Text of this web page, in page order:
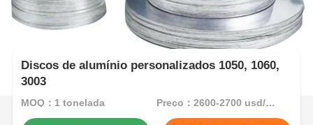
Discos de alumínio personalizados 1050, 1060,
3003
MOQ：1 tonelada Preço：2600-2700 usd/ton